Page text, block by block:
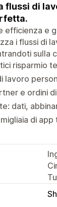
flussi di
efficienza e
i flussi di
sulla
risparmio
lavoro
e ordini
dati,
di